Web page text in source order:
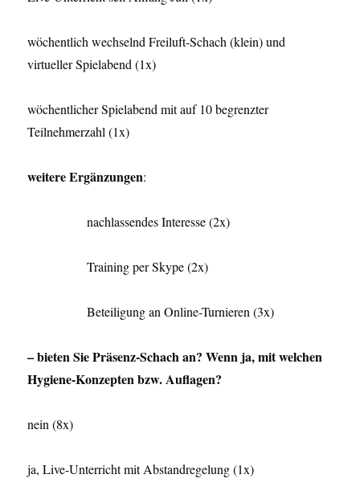
wöchentlich wechselnd Freiluft-Schach (klein) und
virtueller Spielabend (1x)
wöchentlicher Spielabend mit auf 10 begrenzter
Teilnehmerzahl (1x)
weitere Ergänzungen:
nachlassendes Interesse (2x)
Training per Skype (2x)
Beteiligung an Online-Turnieren (3x)
– bieten Sie Präsenz-Schach an? Wenn ja, mit welchen
Hygiene-Konzepten bzw. Auflagen?
nein (8x)
ja, Live-Unterricht mit Abstandregelung (1x)